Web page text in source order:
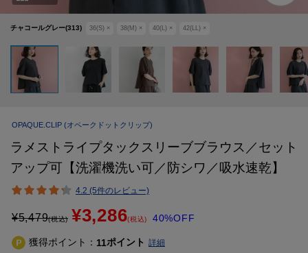
チャコールグレー(313) 36(S) × 38(M) × 40(L) × 42(LL) ×
OPAQUE.CLIP (オペークドットクリップ)
ラメストライプタックスリーブブラウス／セット
アップ可【洗濯機洗い可／防シワ／吸水速乾】
4.2 (5件のレビュー)
¥5,479(税込) ¥3,286(税込) 40%OFF
獲得ポイント： 11ポイント 詳細